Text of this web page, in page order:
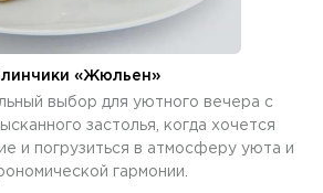
«Жюльен»
выбор для уютного вечера с
застолья, когда хочется
и погрузиться в атмосферу уюта и
гармонии.